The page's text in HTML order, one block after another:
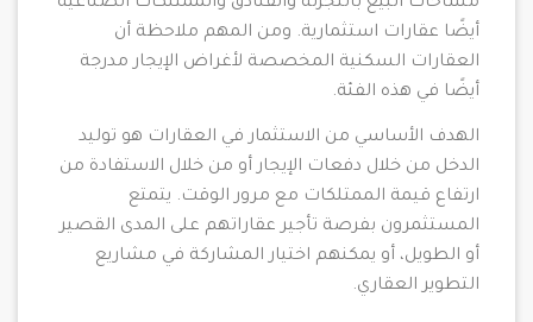
مساحات البيع بالتجزئة والفنادق والممتلكات الصناعية
أيضًا عقارات استثمارية. ومن المهم ملاحظة أن
العقارات السكنية المخصصة لأغراض الإيجار مدرجة
أيضًا في هذه الفئة.
الهدف الأساسي من الاستثمار في العقارات هو توليد
الدخل من خلال دفعات الإيجار أو من خلال الاستفادة من
ارتفاع قيمة الممتلكات مع مرور الوقت. يتمتع
المستثمرون بفرصة تأجير عقاراتهم على المدى القصير
أو الطويل، أو يمكنهم اختيار المشاركة في مشاريع
التطوير العقاري.